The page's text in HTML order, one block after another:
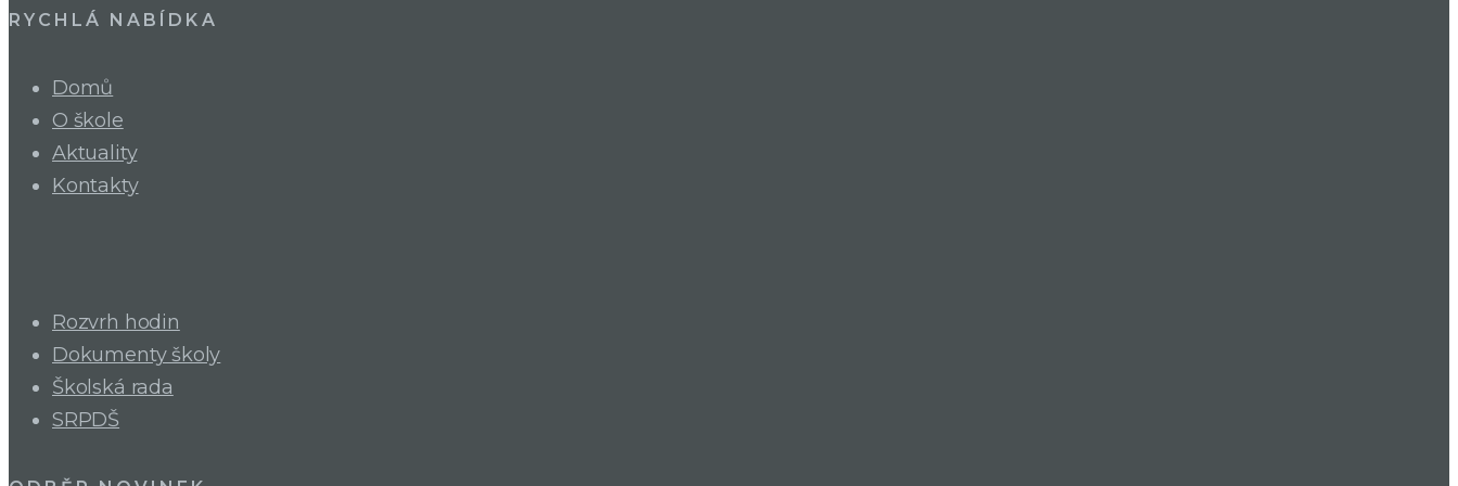
RYCHLÁ NABÍDKA
Domů
O škole
Aktuality
Kontakty
Rozvrh hodin
Dokumenty školy
Školská rada
SRPDŠ